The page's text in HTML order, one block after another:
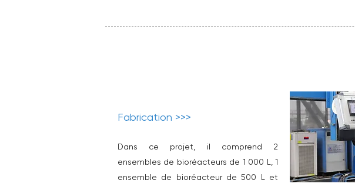
Fabrication >>>
Dans ce projet, il comprend 2
ensembles de bioréacteurs de 1 000 L, 1
ensemble de bioréacteur de 500 L et